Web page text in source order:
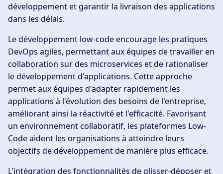
développement et garantir la livraison des applications
dans les délais.
Le développement low-code encourage les pratiques
DevOps agiles, permettant aux équipes de travailler en
collaboration sur des microservices et de rationaliser
le développement d'applications. Cette approche
permet aux équipes d'adapter rapidement les
applications à l'évolution des besoins de l'entreprise,
améliorant ainsi la réactivité et l'efficacité. Favorisant
un environnement collaboratif, les plateformes Low-
Code aident les organisations à atteindre leurs
objectifs de développement de manière plus efficace.
L'intégration des fonctionnalités de glisser-déposer et